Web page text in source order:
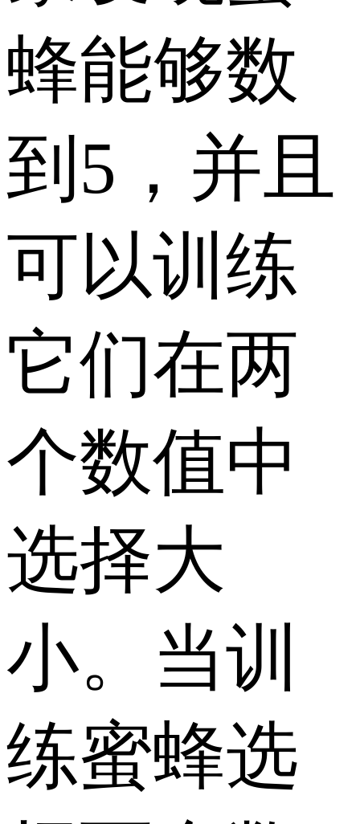
蜂能够数
到5，并且
可以训练
它们在两
个数值中
选择大
小。当训
练蜜蜂选